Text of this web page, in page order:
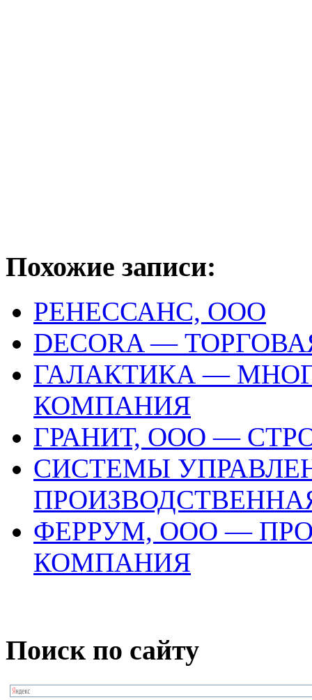
Похожие записи:
РЕНЕССАНС, ООО
DECORA —
ГАЛАКТИКА —
КОМПАНИЯ
ГРАНИТ, ООО —
СИСТЕМЫ
ФЕРРУМ, ООО —
КОМПАНИЯ
Поиск по сайту